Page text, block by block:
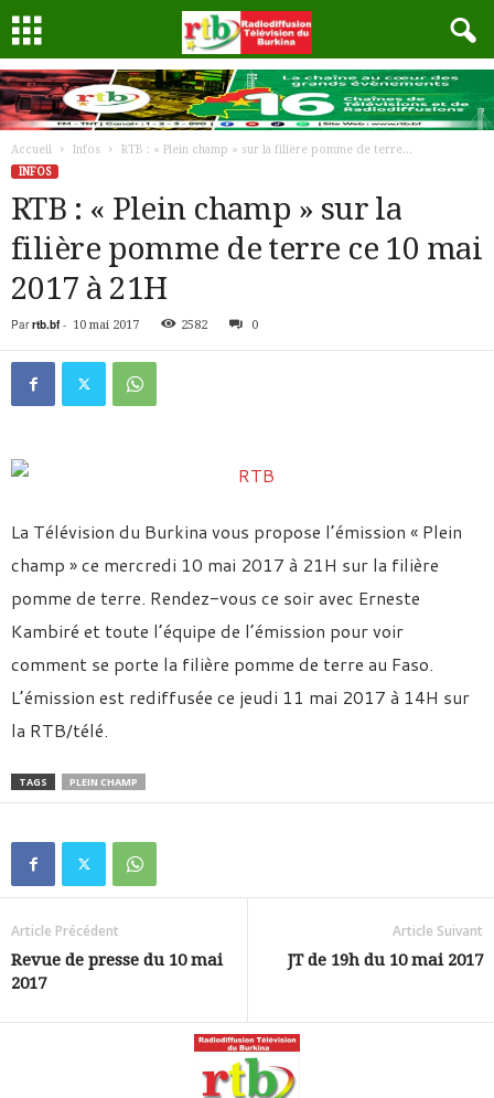
Accueil Infos
RTB : « Plein champ » sur la filière pomme de terre...
INFOS
RTB : « Plein champ » sur la
filière pomme de terre ce 10 mai
2017 à 21H
Par rtb.bf- 10 mai 2017 2582 0
La Télévision du Burkina vous propose l’émission « Plein
champ » ce mercredi 10 mai 2017 à 21H sur la filière
pomme de terre. Rendez-vous ce soir avec Erneste
Kambiré et toute l’équipe de l’émission pour voir
comment se porte la filière pomme de terre au Faso.
L’émission est rediffusée ce jeudi 11 mai 2017 à 14H sur
la RTB/télé.
TAGS PLEIN CHAMP
Article Précédent
Revue de presse du 10 mai
2017
Article Suivant
JT de 19h du 10 mai 2017